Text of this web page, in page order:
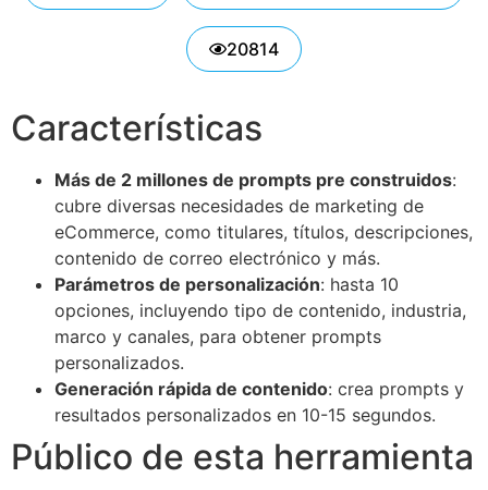
20814
Características
Más de 2 millones de prompts pre construidos:
cubre diversas necesidades de marketing de
eCommerce, como titulares, títulos, descripciones,
contenido de correo electrónico y más.
Parámetros de personalización: hasta 10
opciones, incluyendo tipo de contenido, industria,
marco y canales, para obtener prompts
personalizados.
Generación rápida de contenido: crea prompts y
resultados personalizados en 10-15 segundos.
Público de esta herramienta